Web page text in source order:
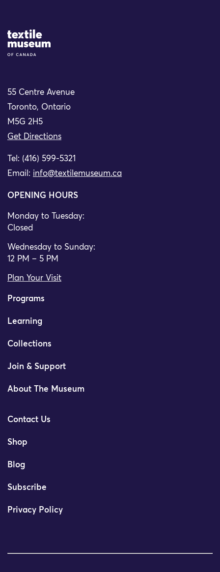
Site Logo
55 Centre Avenue
Toronto, Ontario
M5G 2H5
Get Directions
Tel: (416) 599-5321
Email: info@textilemuseum.ca
OPENING HOURS
Monday to Tuesday:
Closed
Wednesday to Sunday:
12 PM – 5 PM
Plan Your Visit
Programs
Learning
Collections
Join & Support
About The Museum
Contact Us
Shop
Blog
Subscribe
Privacy Policy